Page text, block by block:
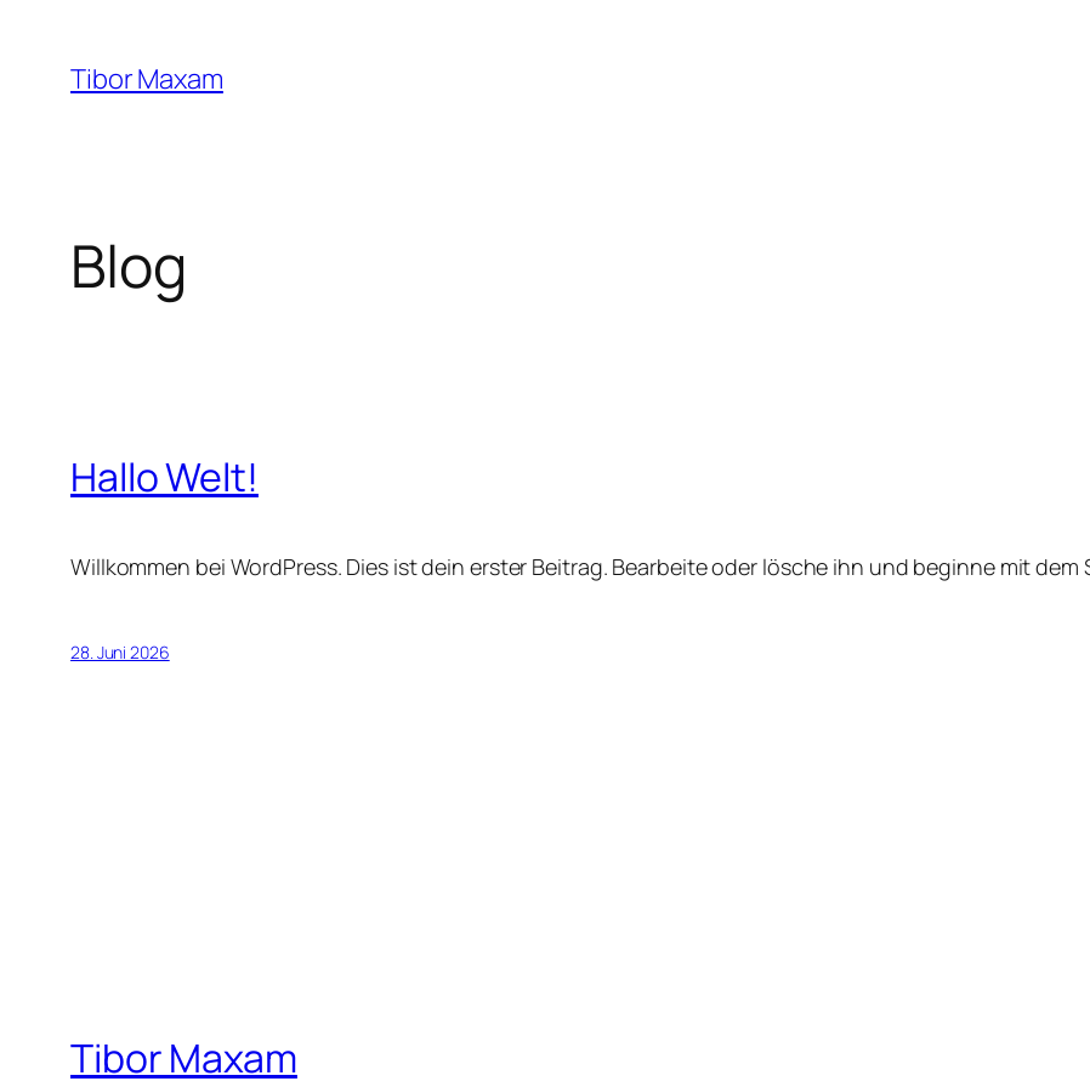
Inhalt
springen
Tibor Maxam
Blog
Hallo Welt!
Willkommen bei WordPress. Dies ist dein erster Beitrag. Bearbeite oder lösche ihn und beginne mit dem
28. Juni 2026
Tibor Maxam